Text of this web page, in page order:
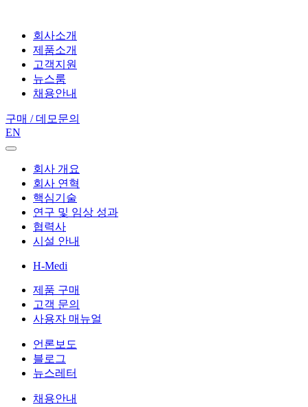
회사소개
제품소개
고객지원
뉴스룸
채용안내
구매 / 데모문의
EN
회사 개요
회사 연혁
핵심기술
연구 및 임상 성과
협력사
시설 안내
H-Medi
제품 구매
고객 문의
사용자 매뉴얼
언론보도
블로그
뉴스레터
채용안내